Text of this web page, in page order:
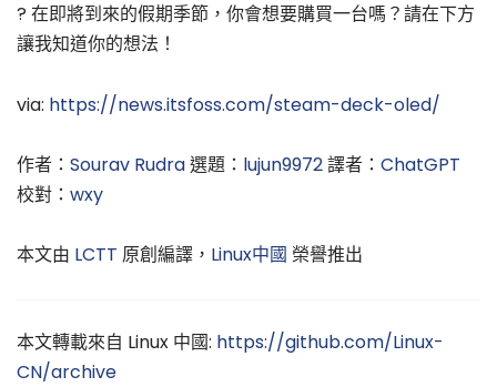
? 在即將到來的假期季節，你會想要購買一台嗎？請在下方
讓我知道你的想法！
via: https://news.itsfoss.com/steam-deck-oled/
作者： Sourav Rudra選題： lujun9972譯者： ChatGPT
校對： wxy
本文由 LCTT 原創編譯， Linux中國 榮譽推出
本文轉載來自 Linux 中國: https://github.com/Linux-
CN/archive